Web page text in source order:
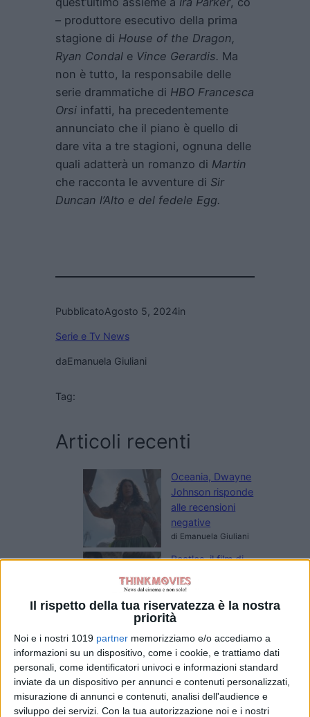
Il rispetto della tua riservatezza è la nostra
priorità
Noi e i nostri 1019 partner memorizziamo e/o accediamo a
informazioni su un dispositivo, come i cookie, e trattiamo dati
personali, come identificatori univoci e informazioni standard
inviate da un dispositivo per annunci e contenuti personalizzati,
misurazione di annunci e contenuti, analisi dell'audience e
sviluppo dei servizi. Con la tua autorizzazione noi e i nostri
– produttore esecutivo della prima
stagione di House of the Dragon,
Ryan Condal e Vince Gerardis. Ma
non è tutto, la responsabile delle
serie drammatiche di HBO Francesca
Orsi infatti, ha precedentemente
annunciato che il piano è quello di
dare vita a tre stagioni, ognuna delle
quali adatterà un romanzo di Martin
che racconta le avventure di Sir
Duncan l’Alto e del fedele Egg.
PubblicatoAgosto 5, 2024in
Serie e Tv News
daEmanuela Giuliani
Tag:
Articoli recenti
Oceania, Dwayne
Johnson risponde
alle recensioni
negative
di Emanuela Giuliani
Beatles, il film di
Sam Mendes
prepara le riprese
ad Abbey Road
di Emanuela Giuliani
SACRIFCE
di La Redazione